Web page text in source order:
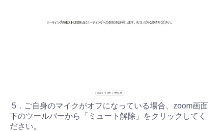
5．ご自身のマイクがオフになっている場合、zoom画面
下のツールバーから「ミュート解除」をクリックしてく
ださい。